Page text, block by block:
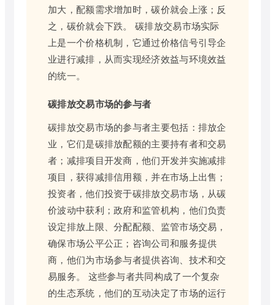
加大，配额需求增加时，碳价就会上涨；反
之，碳价就会下跌。 碳排放交易市场实际
上是一个价格机制，它通过价格信号引导企
业进行减排，从而实现经济效益与环境效益
的统一。
碳排放交易市场的参与者
碳排放交易市场的参与者主要包括：排放企
业，它们是碳排放配额的主要持有者和交易
者；减排项目开发商，他们开发并实施减排
项目，获得减排信用额，并在市场上出售；
投资者，他们投资于碳排放交易市场，从碳
价波动中获利；政府和监管机构，他们负责
设定排放上限、分配配额、监管市场交易，
确保市场公平公正；咨询公司和服务提供
商，他们为市场参与者提供咨询、技术和交
易服务。 这些参与者共同构成了一个复杂
的生态系统，他们的互动决定了市场的运行